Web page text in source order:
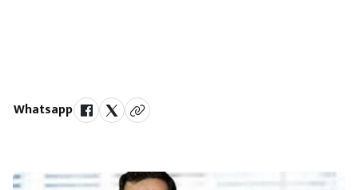
Whatsapp